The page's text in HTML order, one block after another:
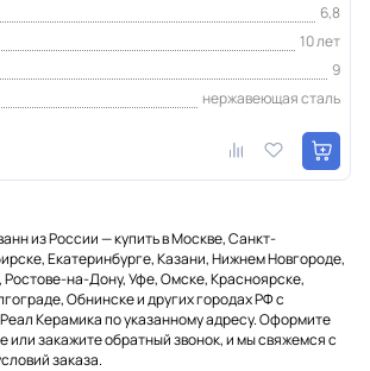
6,8
10 лет
9
нержавеющая сталь
из России — купить в Москве, Санкт-
Екатеринбурге, Казани, Нижнем Новгороде,
на-Дону, Уфе, Омске, Красноярске,
Обнинске и других городах РФ с
Керамика по указанному адресу. Оформите
или закажите обратный звонок, и мы свяжемся с
заказа.